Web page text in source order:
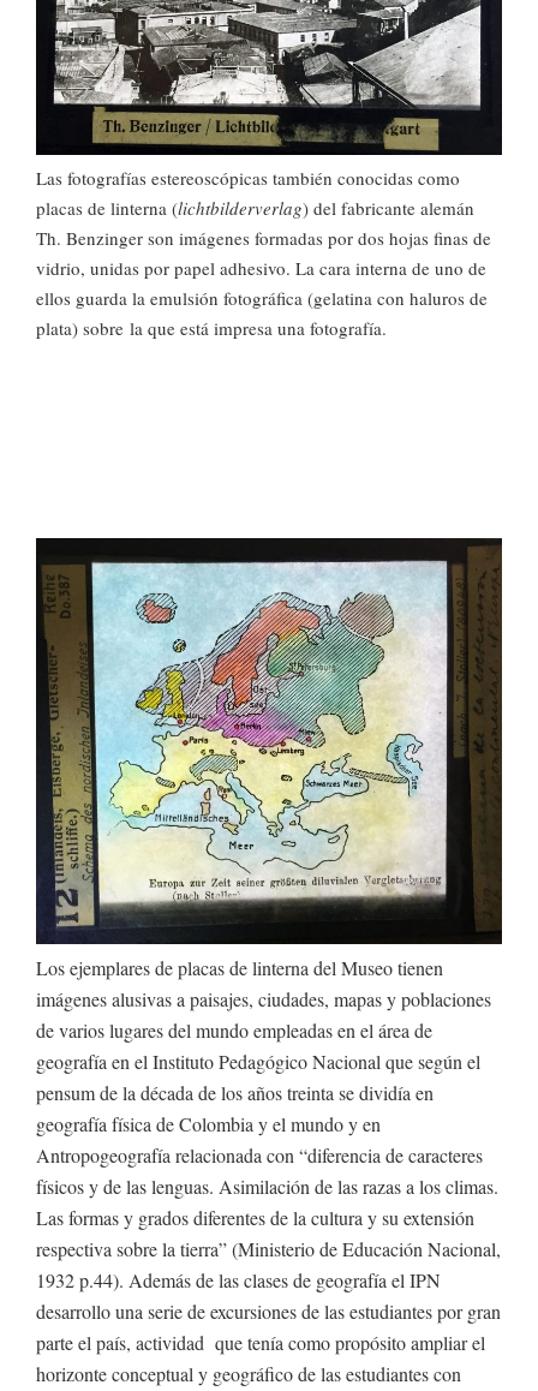
Las fotografías estereoscópicas también conocidas como
placas de linterna (lichtbilderverlag) del fabricante alemán
Th. Benzinger son imágenes formadas por dos hojas finas de
vidrio, unidas por papel adhesivo. La cara interna de uno de
ellos guarda la emulsión fotográfica (gelatina con haluros de
plata) sobre la que está impresa una fotografía.
Los ejemplares de placas de linterna del Museo tienen
imágenes alusivas a paisajes, ciudades, mapas y poblaciones
de varios lugares del mundo empleadas en el área de
geografía en el Instituto Pedagógico Nacional que según el
pensum de la década de los años treinta se dividía en
geografía física de Colombia y el mundo y en
Antropogeografía relacionada con “diferencia de caracteres
físicos y de las lenguas. Asimilación de las razas a los climas.
Las formas y grados diferentes de la cultura y su extensión
respectiva sobre la tierra” (Ministerio de Educación Nacional,
1932 p.44). Además de las clases de geografía el IPN
desarrollo una serie de excursiones de las estudiantes por gran
parte el país, actividad que tenía como propósito ampliar el
horizonte conceptual y geográfico de las estudiantes con